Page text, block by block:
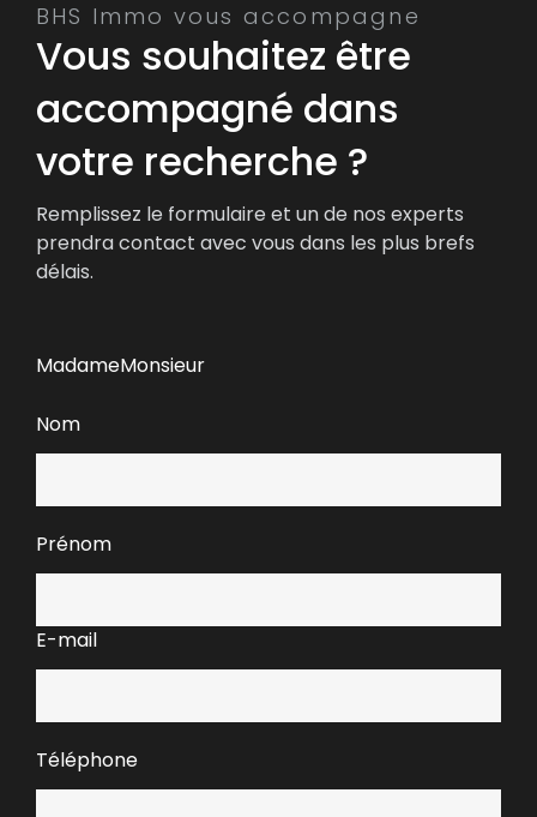
BHS Immo vous accompagne
Vous souhaitez être
accompagné dans
votre recherche ?
Remplissez le formulaire et un de nos experts
prendra contact avec vous dans les plus brefs
délais.
MadameMonsieur
Nom
Prénom
E-mail
Téléphone